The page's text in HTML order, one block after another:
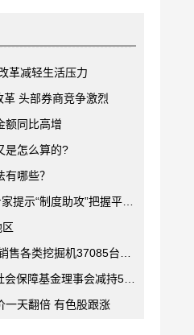
革减轻生活压力
头部券商竞争激烈
额同比高增
是怎么算的?
哪些？
度助攻”把握平衡点和时间窗
掘机37085台，环比增长51%
减持5986.7万股 涉资约1.59亿港元
一天翻倍 有色股跟涨